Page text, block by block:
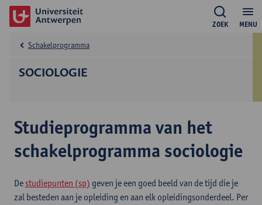
MENU
ZOEK
SOCIOLOGIE
Schakelprogramma
Studieprogramma van het
schakelprogramma sociologie
De studiepunten (sp) geven je een goed beeld van de tijd die je
zal besteden aan je opleiding en aan elk opleidingsonderdeel. Per